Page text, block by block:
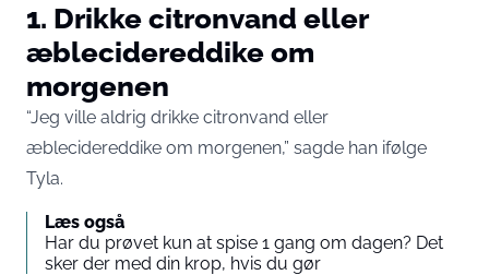
1. Drikke citronvand eller
æblecidereddike om
morgenen
“Jeg ville aldrig drikke citronvand eller
æblecidereddike om morgenen,” sagde han ifølge
Tyla.
Læs også
Har du prøvet kun at spise 1 gang om dagen? Det
sker der med din krop, hvis du gør